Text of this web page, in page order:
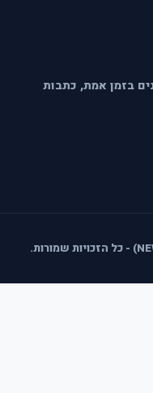
בזמן אמת, כתבות